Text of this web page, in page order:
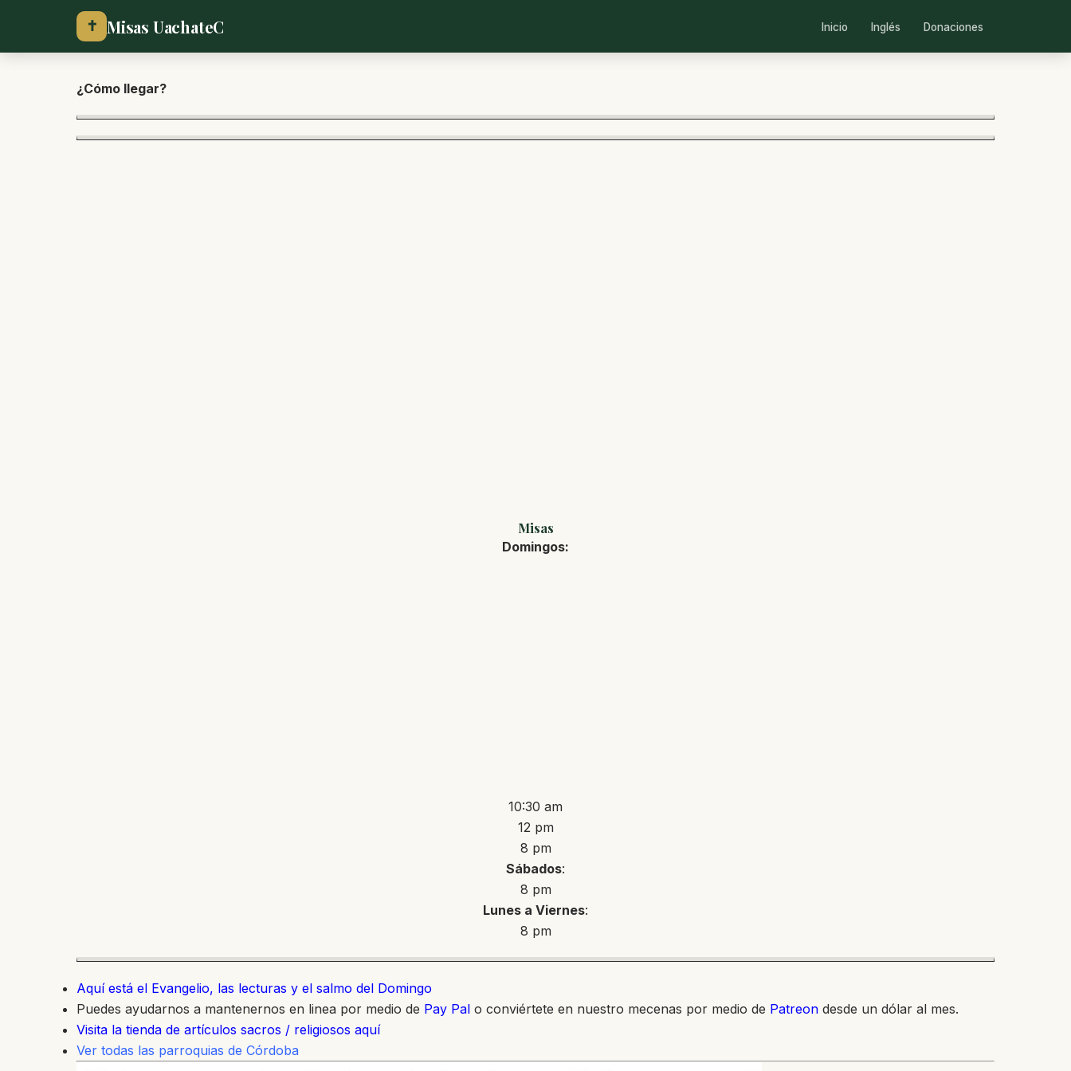
✝ Misas UachateC Inicio Inglés Donaciones
¿Cómo llegar?
Misas
Domingos:
10:30 am
12 pm
8 pm
Sábados:
8 pm
Lunes a Viernes:
8 pm
Aquí está el Evangelio, las lecturas y el salmo del Domingo
Puedes ayudarnos a mantenernos en linea por medio de Pay Pal o conviértete en nuestro mecenas por medio de Patreon desde un dólar al mes.
Visita la tienda de artículos sacros / religiosos aquí
Ver todas las parroquias de Córdoba